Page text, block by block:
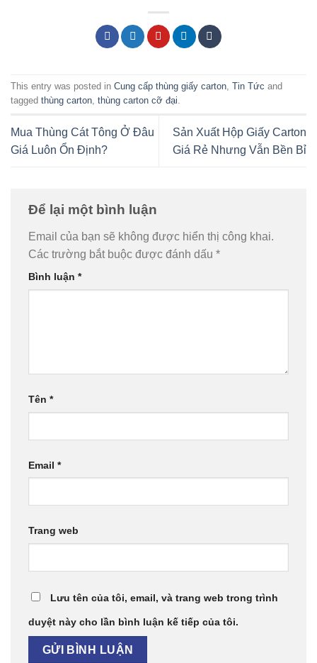
This entry was posted in Cung cấp thùng giấy carton, Tin Tức and
tagged thùng carton, thùng carton cỡ đại.
Mua Thùng Cát Tông Ở Đâu
Giá Luôn Ổn Định?
Sản Xuất Hộp Giấy Carton
Giá Rẻ Nhưng Vẫn Bền Bỉ
Để lại một bình luận
Email của bạn sẽ không được hiển thị công khai.
Các trường bắt buộc được đánh dấu *
Bình luận *
Tên *
Email *
Trang web
Lưu tên của tôi, email, và trang web trong trình
duyệt này cho lần bình luận kế tiếp của tôi.